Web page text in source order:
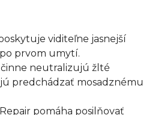
viditeľne jasnejší
prvom umytí.
neutralizujú žlté
predchádzať mosadznému
pomáha posilňovať